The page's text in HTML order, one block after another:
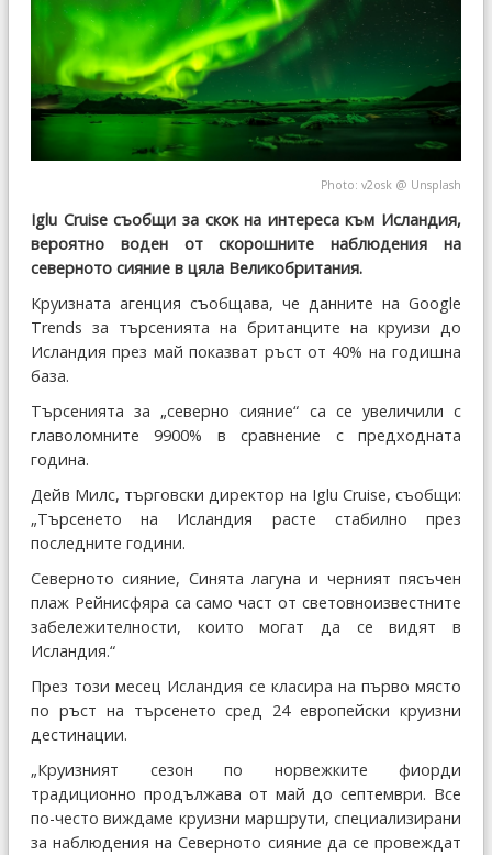
Photo: v2osk @ Unsplash
Iglu Cruise съобщи за скок на интереса към Исландия,
вероятно воден от скорошните наблюдения на
северното сияние в цяла Великобритания.
Круизната агенция съобщава, че данните на Google
Trends за търсенията на британците на круизи до
Исландия през май показват ръст от 40% на годишна
база.
Търсенията за „северно сияние“ са се увеличили с
главоломните 9900% в сравнение с предходната
година.
Дейв Милс, търговски директор на Iglu Cruise, съобщи:
„Търсенето на Исландия расте стабилно през
последните години.
Северното сияние, Синята лагуна и черният пясъчен
плаж Рейнисфяра са само част от световноизвестните
забележителности, които могат да се видят в
Исландия.“
През този месец Исландия се класира на първо място
по ръст на търсенето сред 24 европейски круизни
дестинации.
„Круизният сезон по норвежките фиорди
традиционно продължава от май до септември. Все
по-често виждаме круизни маршрути, специализирани
за наблюдения на Северното сияние да се провеждат